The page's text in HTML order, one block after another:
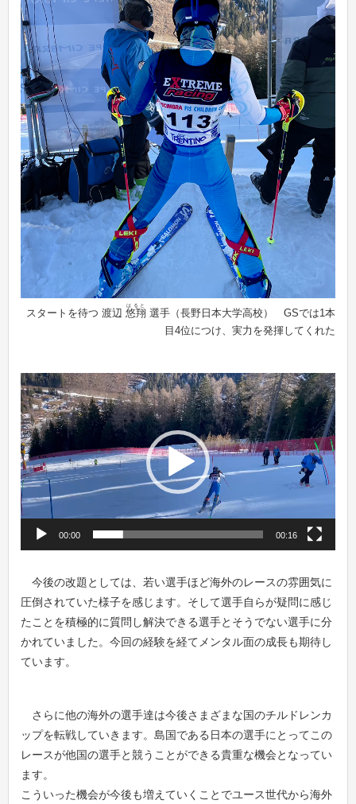
スタートを待つ 渡辺 悠翔
はると
選手（長野日本大学高校） GSでは1本
目4位につけ、実力を発揮してくれた
動
画
プ
レ
ー
ヤ
ー
00:00 00:16
今後の改題としては、若い選手ほど海外のレースの雰囲気に
圧倒されていた様子を感じます。そして選手自らが疑問に感じ
たことを積極的に質問し解決できる選手とそうでない選手に分
かれていました。今回の経験を経てメンタル面の成長も期待し
ています。
さらに他の海外の選手達は今後さまざまな国のチルドレンカ
ップを転戦していきます。島国である日本の選手にとってこの
レースが他国の選手と競うことができる貴重な機会となってい
ます。
こういった機会が今後も増えていくことでユース世代から海外